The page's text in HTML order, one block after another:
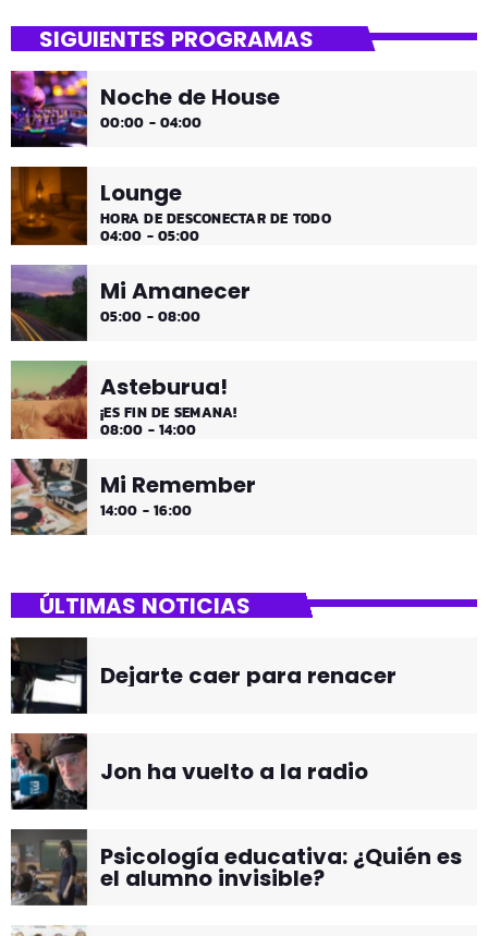
Asteburuak zureak eta gureak dira! Dantza Bizkaia!
SIGUIENTES PROGRAMAS
Noche de House
00:00 - 04:00
Lounge
HORA DE DESCONECTAR DE TODO
04:00 - 05:00
Mi Amanecer
05:00 - 08:00
Asteburua!
¡ES FIN DE SEMANA!
08:00 - 14:00
Mi Remember
14:00 - 16:00
ÚLTIMAS NOTICIAS
Dejarte caer para renacer
Jon ha vuelto a la radio
Psicología educativa: ¿Quién es
el alumno invisible?